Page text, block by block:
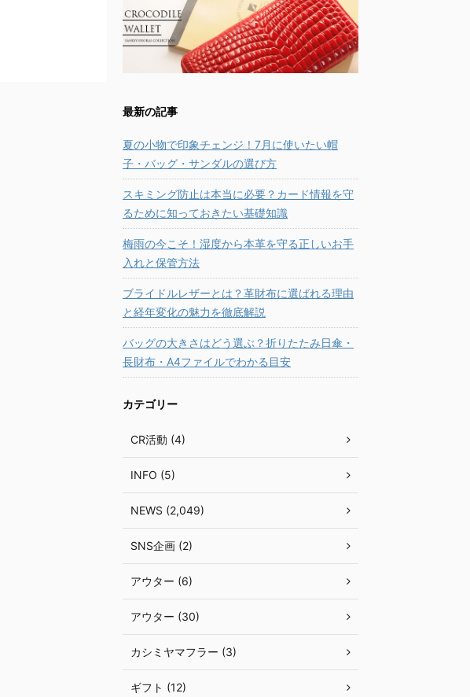
最新の記事
夏の小物で印象チェンジ！7月に使いたい帽
子・バッグ・サンダルの選び方
スキミング防止は本当に必要？カード情報を守
るために知っておきたい基礎知識
梅雨の今こそ！湿度から本革を守る正しいお手
入れと保管方法
ブライドルレザーとは？革財布に選ばれる理由
と経年変化の魅力を徹底解説
バッグの大きさはどう選ぶ？折りたたみ日傘・
長財布・A4ファイルでわかる目安
カテゴリー
CR活動 (4)
INFO (5)
NEWS (2,049)
SNS企画 (2)
アウター (6)
アウター (30)
カシミヤマフラー (3)
ギフト (12)